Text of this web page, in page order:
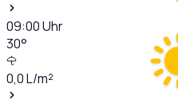
09:00Uhr
30°
0,0L/m²